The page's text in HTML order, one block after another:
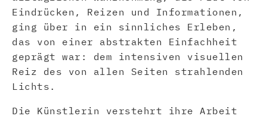
Eindrücken, Reizen und Informationen,
ging über in ein sinnliches Erleben,
das von einer abstrakten Einfachheit
geprägt war: dem intensiven visuellen
Reiz des von allen Seiten strahlenden
Lichts.
Die Künstlerin verstehrt ihre Arbeit